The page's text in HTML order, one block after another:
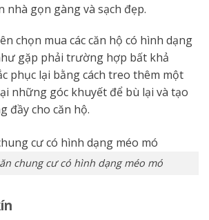
nhà gọn gàng và sạch đẹp.
chọn mua các căn hộ có hình dạng
gặp phải trường hợp bất khả
phục lại bằng cách treo thêm một
những góc khuyết để bù lại và tạo
đầy cho căn hộ.
chung cư có hình dạng méo mó